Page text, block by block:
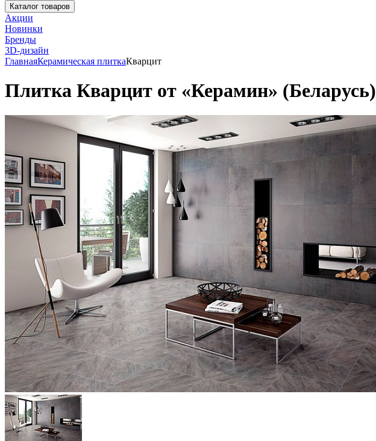
Каталог товаров
Акции
Новинки
Бренды
3D-дизайн
ГлавнаяКерамическая плиткаКварцит
Плитка Кварцит от «Керамин» (Беларусь)